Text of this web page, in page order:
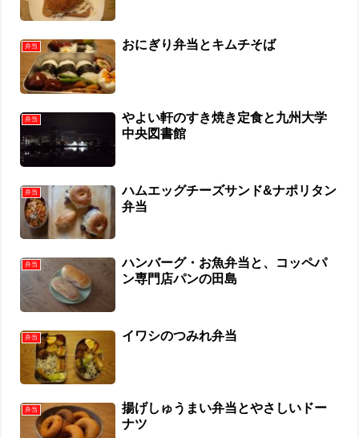
弁当 おにぎり弁当とキムチそば
弁当
やよい軒のすき焼き定食と九州大学
中央図書館
弁当
ハムエッグチーズサンド&ナポリタン
弁当
弁当
ハンバーグ・お魚弁当と、コッペパ
ン専門店パンの田島
弁当 イワシのつみれ弁当
弁当
揚げしゅうまい弁当とやさしいドー
ナツ